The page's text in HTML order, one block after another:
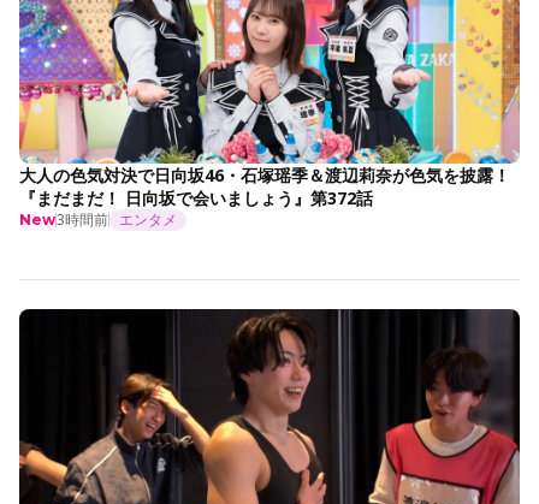
大人の色気対決で日向坂46・石塚瑶季＆渡辺莉奈が色気を披露！
『まだまだ！ 日向坂で会いましょう』第372話
New3時間前 エンタメ